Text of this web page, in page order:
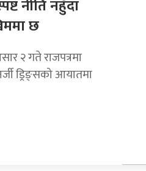
नीति नहुँदा
छ
२ गते राजपत्रमा
ड्रिङ्सको आयातमा